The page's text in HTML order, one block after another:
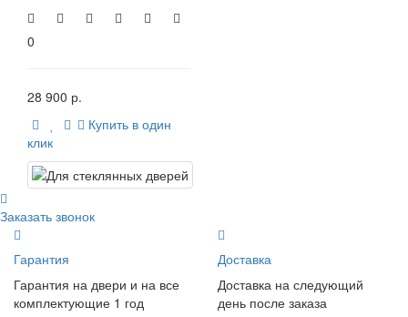
0
28 900 р.
Купить в один
клик
Заказать звонок
Гарантия
Гарантия на двери и на все
комплектующие 1 год
Доставка
Доставка на следующий
день после заказа